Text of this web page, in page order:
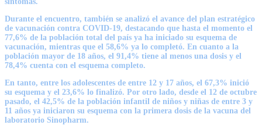
Durante el encuentro, también se analizó el avance del plan estratégico
de vacunación contra COVID-19, destacando que hasta el momento el
77,6% de la población total del país ya ha iniciado su esquema de
vacunación, mientras que el 58,6% ya lo completó. En cuanto a la
población mayor de 18 años, el 91,4% tiene al menos una dosis y el
78,4% cuenta con el esquema completo.
En tanto, entre los adolescentes de entre 12 y 17 años, el 67,3% inició
su esquema y el 23,6% lo finalizó. Por otro lado, desde el 12 de octubre
pasado, el 42,5% de la población infantil de niños y niñas de entre 3 y
11 años ya iniciaron su esquema con la primera dosis de la vacuna del
laboratorio Sinopharm.